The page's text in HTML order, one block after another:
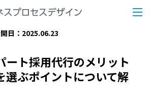
日：2025.06.23
ート採用代行のメリット
選ぶポイントについて解